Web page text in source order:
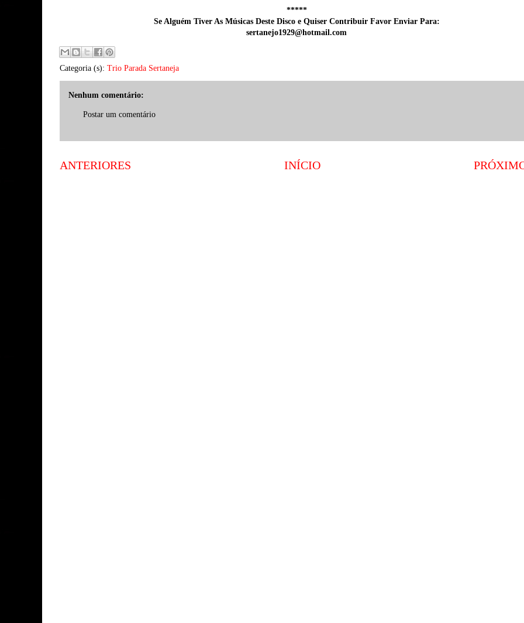
*****
Se Alguém Tiver As Músicas Deste Disco e Quiser Contribuir Favor Enviar Para:
sertanejo1929@hotmail.com
Categoria (s): Trio Parada Sertaneja
Nenhum comentário:
Postar um comentário
ANTERIORES INÍCIO